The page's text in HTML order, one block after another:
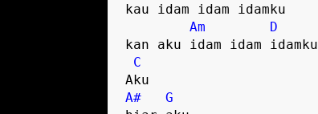
kau idam idam idamku
Am
D
kan aku idam idam idamku
C
A#
G